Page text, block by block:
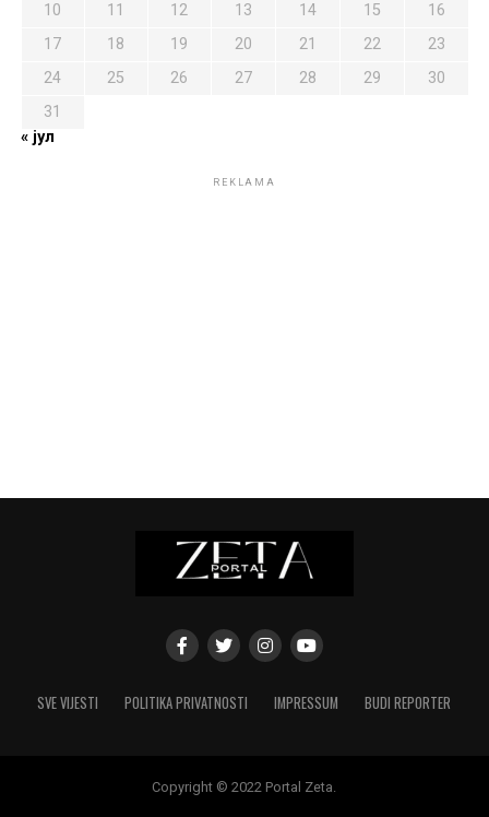
10
11 12 13 14 15
16
17
18 19 20 21 22
23
24
25 26 27 28 29
30
31
« јул
REKLAMA
SVE VIJESTI POLITIKA PRIVATNOSTI IMPRESSUM BUDI REPORTER
Copyright © 2022 Portal Zeta.